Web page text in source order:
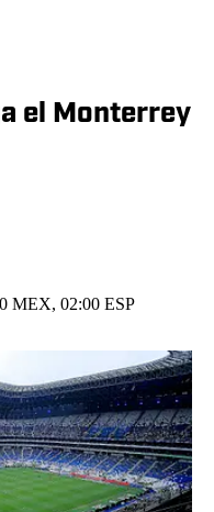
el Monterrey
MEX, 02:00 ESP